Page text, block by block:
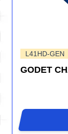
L41HD-GEN
GODET